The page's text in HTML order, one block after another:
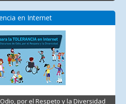
en Internet
por el Respeto y la Diversidad